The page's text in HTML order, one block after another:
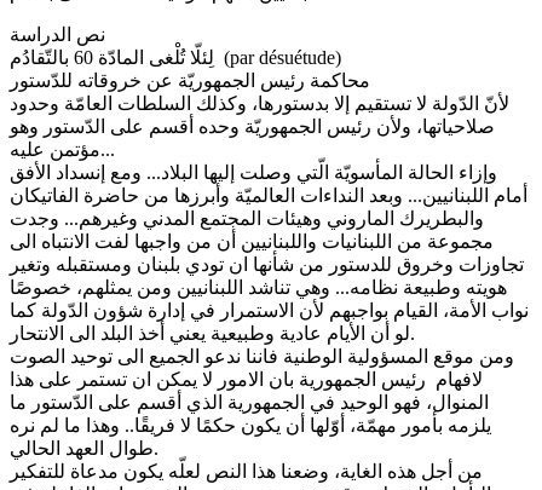
نص الدراسة
لِئلّا تُلْغى المادّة 60 بالتّقادُم (par désuétude)
محاكمة رئيس الجمهوريّة عن خروقاته للدّستور
لأنّ الدّولة لا تستقيم إلا بدستورها، وكذلك السلطات العامّة وحدود
صلاحياتها، ولأن رئيس الجمهوريّة وحده أقسم على الدّستور وهو
مؤتمن عليه...
وإزاء الحالة المأسويّة الّتي وصلت إليها البلاد... ومع إنسداد الأفق
أمام اللبنانيين... وبعد النداءات العالميّة وأبرزها من حاضرة الفاتيكان
والبطريرك الماروني وهيئات المجتمع المدني وغيرهم... وجدت
مجموعة من اللبنانيات واللبنانيين أن من واجبها لفت الانتباه الى
تجاوزات وخروق للدستور من شأنها ان تودي بلبنان ومستقبله وتغير
هويته وطبيعة نظامه... وهي تناشد اللبنانيين ومن يمثلهم، خصوصًا
نواب الأمة، القيام بواجبهم لأن الاستمرار في إدارة شؤون الدّولة كما
لو أن الأيام عادية وطبيعية يعني أخذ البلد الى الانتحار.
ومن موقع المسؤولية الوطنية فاننا ندعو الجميع الى توحيد الصوت
لافهام رئيس الجمهورية بان الامور لا يمكن ان تستمر على هذا
المنوال، فهو الوحيد في الجمهورية الذي أقسم على الدّستور ما
يلزمه بأمور مهمّة، أوّلها أن يكون حكمًا لا فريقًا.. وهذا ما لم نره
طوال العهد الحالي.
من أجل هذه الغاية، وضعنا هذا النص لعلّه يكون مدعاة للتفكير